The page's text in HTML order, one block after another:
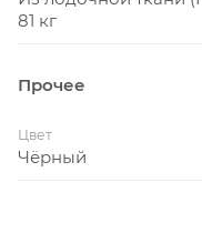
81 кг
Прочее
Цвет
Чёрный